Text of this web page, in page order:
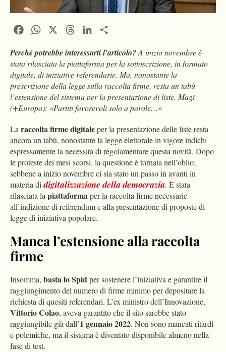
FacebookWhatsApp ThreadsLinkedIn
Perché potrebbe interessarti l’articolo?A inizio novembre è
stata rilasciata la piattaforma per la sottoscrizione, in formato
digitale, di iniziative referendarie. Ma, nonostante la
prescrizione della legge sulla raccolta firme, resta un tabù
l’estensione del sistema per la presentazione di liste. Magi
(+Europa): «Partiti favorevoli solo a parole…»
Laraccolta firme digitaleper la presentazione delle liste resta
ancora un tabù, nonostante la legge elettorale in vigore indichi
espressamente la necessità di regolamentare questa novità. Dopo
le proteste dei mesi scorsi, la questione è tornata nell’oblio;
sebbene a inizio novembre ci sia stato un passo in avanti in
materia didigitalizzazione della democrazia. È stata
rilasciata lapiattaformaper la raccolta firme necessarie
all’indizione di referendum e alla presentazione di proposte di
legge di iniziativa popolare.
Manca l’estensione alla raccolta
firme
Insomma, basta lo Spidper sostenere l’iniziativa e garantire il
raggiungimento del numero di firme minimo per depositare la
richiesta di quesiti referendari. L’ex ministro dell’Innovazione,
Vittorio Colao, aveva garantito che il sito sarebbe stato
raggiungibile già dall’1 gennaio 2022. Non sono mancati ritardi
e polemiche, ma il sistema è diventato disponibile almeno nella
fase di test.